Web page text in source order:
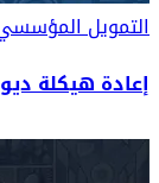
التمويل
إعادة هيكلة